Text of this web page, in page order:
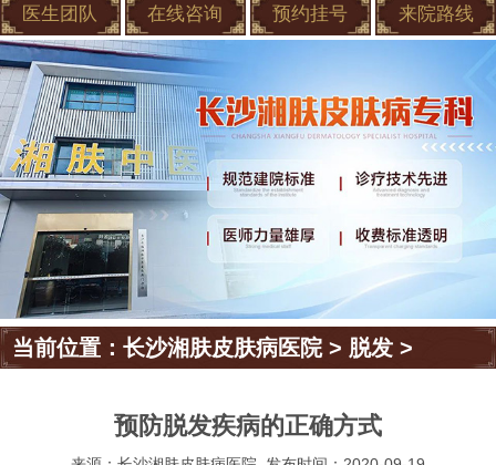
医生团队 在线咨询 预约挂号 来院路线
当前位置：长沙湘肤皮肤病医院> 脱发 >
预防脱发疾病的正确方式